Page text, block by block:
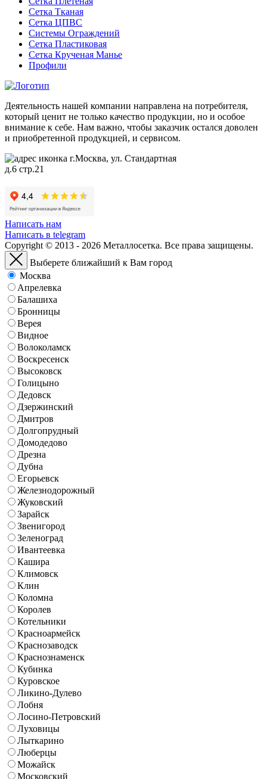
Сетка Тканая
Сетка ЦПВС
Системы Ограждений
Сетка Пластиковая
Сетка Крученая Манье
Профили
Деятельность нашей компании направлена на потребителя,
который ценит не только качество продукции, но и особое
внимание к себе. Нам важно, чтобы заказчик остался доволен
и приобретенной продукцией, и сервисом.
г.Москва, ул. Стандартная
д.6 стр.21
Написать нам
Написать в telegram
Copyright © 2013 - 2026 Металлосетка. Все права защищены.
Выберете ближайший к Вам город
Москва
Апрелевка
Балашиха
Бронницы
Верея
Видное
Волоколамск
Воскресенск
Высоковск
Голицыно
Дедовск
Дзержинский
Дмитров
Долгопрудный
Домодедово
Дрезна
Дубна
Егорьевск
Железнодорожный
Жуковский
Зарайск
Звенигород
Зеленоград
Ивантеевка
Кашира
Климовск
Клин
Коломна
Королев
Котельники
Красноармейск
Краснозаводск
Краснознаменск
Кубинка
Куровское
Ликино-Дулево
Лобня
Лосино-Петровский
Луховицы
Лыткарино
Люберцы
Можайск
Московский